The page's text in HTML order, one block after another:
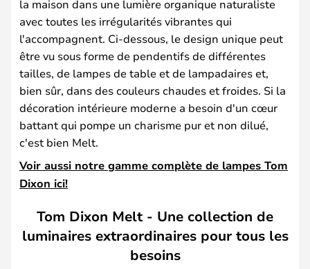
la maison dans une lumière organique naturaliste
avec toutes les irrégularités vibrantes qui
l'accompagnent. Ci-dessous, le design unique peut
être vu sous forme de pendentifs de différentes
tailles, de lampes de table et de lampadaires et,
bien sûr, dans des couleurs chaudes et froides. Si la
décoration intérieure moderne a besoin d'un cœur
battant qui pompe un charisme pur et non dilué,
c'est bien Melt.
Voir aussi notre gamme complète de lampes Tom
Dixon ici!
Tom Dixon Melt - Une collection de
luminaires extraordinaires pour tous les
besoins